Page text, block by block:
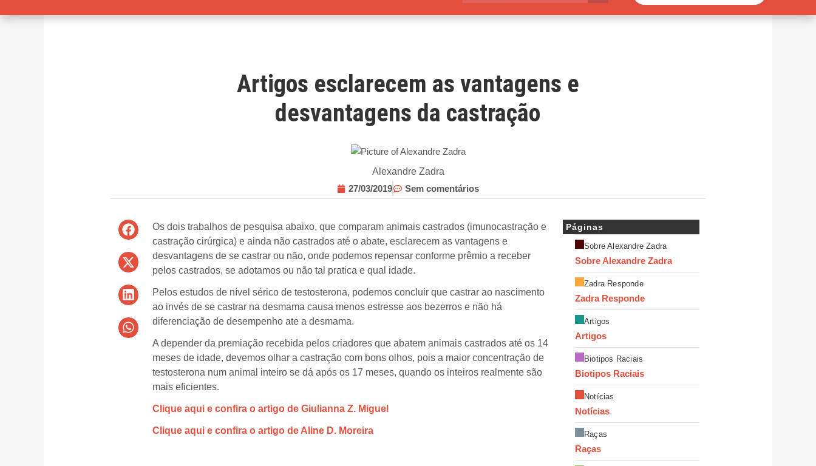
Artigos esclarecem as vantagens e
desvantagens da castração
Alexandre Zadra
27/03/2019
Sem comentários
Os dois trabalhos de pesquisa abaixo, que comparam animais castrados (imunocastração e
castração cirúrgica) e ainda não castrados até o abate, esclarecem as vantagens e
desvantagens de se castrar ou não, onde podemos repensar conforme prêmio a receber
pelos castrados, se adotamos ou não tal pratica e qual idade.
Pelos estudos de nível sérico de testosterona, podemos concluir que castrar ao nascimento
ao invés de se castrar na desmama causa menos estresse aos bezerros e não há
diferenciação de desempenho ate a desmama.
A depender da premiação recebida pelos criadores que abatem animais castrados até os 14
meses de idade, devemos olhar a castração com bons olhos, pois a maior concentração de
testosterona num animal inteiro se dá após os 17 meses, quando os inteiros realmente são
mais eficientes.
Clique aqui e confira o artigo de Giulianna Z. Miguel
Clique aqui e confira o artigo de Aline D. Moreira
Páginas
Sobre Alexandre Zadra
Sobre Alexandre Zadra
Zadra Responde
Zadra Responde
Artigos
Artigos
Biotipos Raciais
Biotipos Raciais
Notícias
Notícias
Raças
Raças